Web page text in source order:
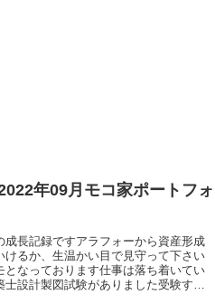
年09月モコ家ポートフォ
成長記録ですアラフォーから資産形成
けるか、生温かい目で見守って下さい
となっております仕事は落ち着いてい
士設計製図試験がありました受験する